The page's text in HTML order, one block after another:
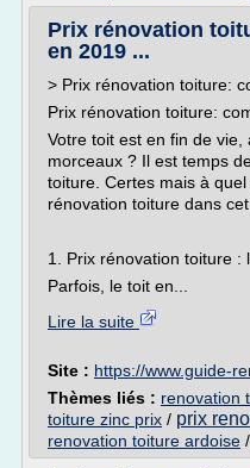
Prix rénovation
en 2019 ...
> Prix rénovation toiture:
Prix rénovation toiture:
Votre toit est en fin de
morceaux ? Il est temps
toiture. Certes mais à
rénovation toiture dans
1. Prix rénovation toiture :
Parfois, le toit en...
Lire la suite
Site : https://www.guide-
Thèmes liés : renovation
toiture zinc prix / prix
renovation toiture ardoise /